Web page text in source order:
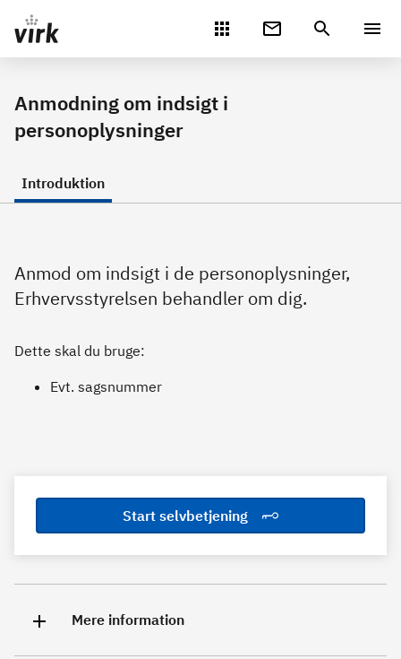
Gå direkte til indhold
Anmodning om indsigt i
personoplysninger
Introduktion
Anmod om indsigt i de personoplysninger,
Erhvervsstyrelsen behandler om dig.
Dette skal du bruge:
Evt. sagsnummer
Start selvbetjening
Mere information